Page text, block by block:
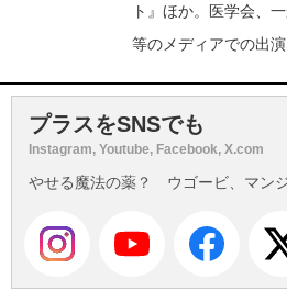
ト』ほか。医学会、
等のメディアでの出演
プラスをSNSでも
Instagram, Youtube, Facebook, X.com
やせる魔法の薬？ ウゴービ、マン